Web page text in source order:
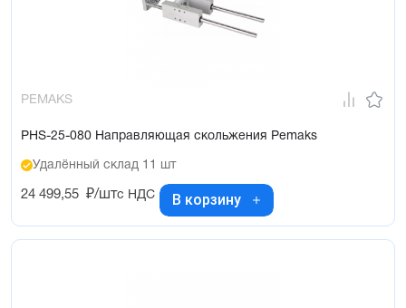
PEMAKS
PHS-25-080 Направляющая скольжения Pemaks
Удалённый склад 11 шт
24 499,55 ₽/штс НДС В корзину